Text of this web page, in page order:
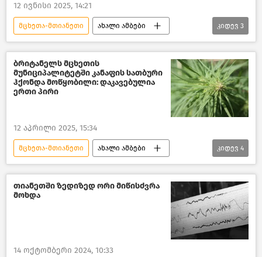
12 ივნისი 2025, 14:21
მცხეთა-მთიანეთი ახალი ამბები
საქართველო
გარემოს დაცვა და ეკოლოგია კახეთი
კიდევ 3
ბრიტანელს მცხეთის
მუნიციპალიტეტში კანაფის სათბური
ჰქონდა მოწყობილი: დაკავებულია
ერთი პირი
12 აპრილი 2025, 15:34
მცხეთა-მთიანეთი ახალი ამბები
საქართველო
საქართველოს შინაგან საქმეთა სამინისტრო
ბრძოლა ნარკოდანაშაულთან მცხეთა
კიდევ 4
თიანეთში ზედიზედ ორი მიწისძვრა
მოხდა
14 ოქტომბერი 2024, 10:33